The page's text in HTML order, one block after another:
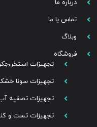
درباره ما
تماس با ما
وبلاگ
فروشگاه
تجهیزات
تجهیزات سونا
تجهیزات تصفیه
تجهیزات تست و